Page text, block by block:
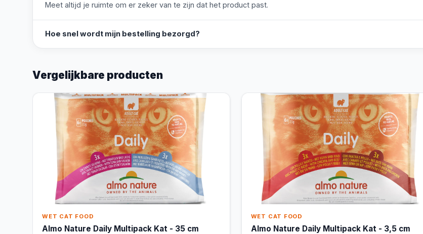
Meet altijd je ruimte om er zeker van te zijn dat het product past.
Hoe snel wordt mijn bestelling bezorgd?
Vergelijkbare producten
WET CAT FOOD
Almo Nature Daily Multipack Kat - 35 cm
WET CAT FOOD
Almo Nature Daily Multipack Kat - 3,5 cm